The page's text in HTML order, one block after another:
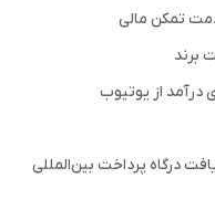
تمکن مالی
برند
درآمد از یوتیوب
درگاه پرداخت بین‌المللی